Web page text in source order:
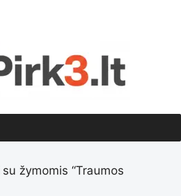
žymomis “Traumos